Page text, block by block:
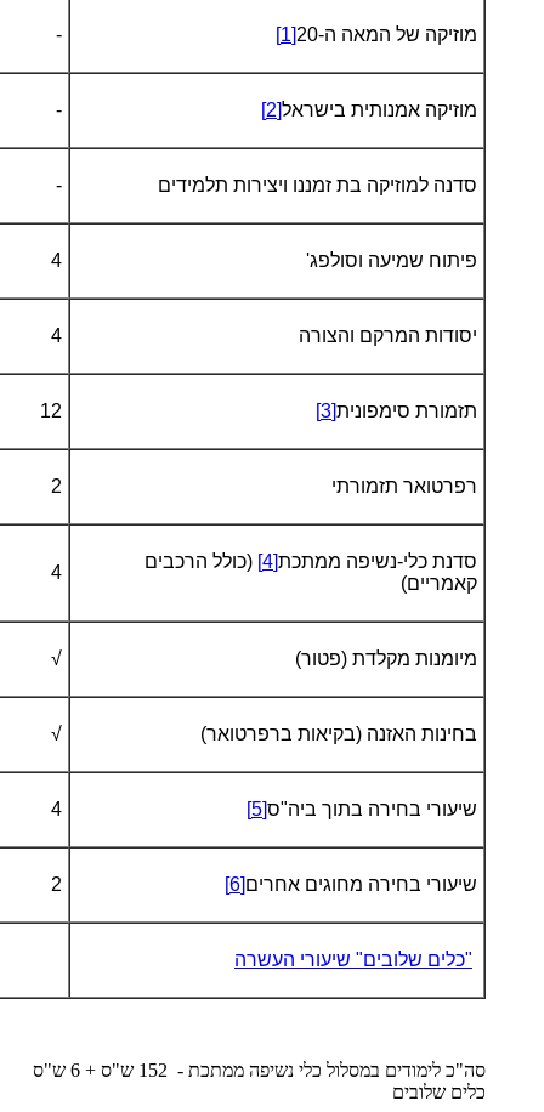
מוזיקה של המאה ה-20 [1]
-
מוזיקה אמנותית בישראל[2]
-
סדנה למוזיקה בת זמננו ויצירות תלמידים -
פיתוח שמיעה וסולפג' 4
יסודות המרקם והצורה 4
תזמורת סימפונית[3]
12
רפרטואר תזמורתי 2
סדנת כלי-נשיפה ממתכת[4]
(כולל הרכבים
קאמריים)
4
מיומנות מקלדת (פטור) √
בחינות האזנה (בקיאות ברפרטואר) √
שיעורי בחירה בתוך ביה"ס[5]
4
שיעורי בחירה מחוגים אחרים[6]
2
"כלים שלובים" שיעורי העשרה
סה"כ לימודים במסלול כלי נשיפה ממתכת - 152 ש"ס + 6 ש"ס
כלים שלובים